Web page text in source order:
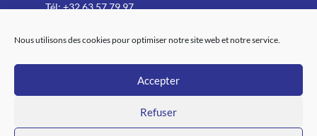
Nous utilisons des cookies pour optimiser notre site web et notre service.
Accepter
Refuser
Tél: +32 63 57 79 97
Du Lundi au Vendredi : 7h30-17h30